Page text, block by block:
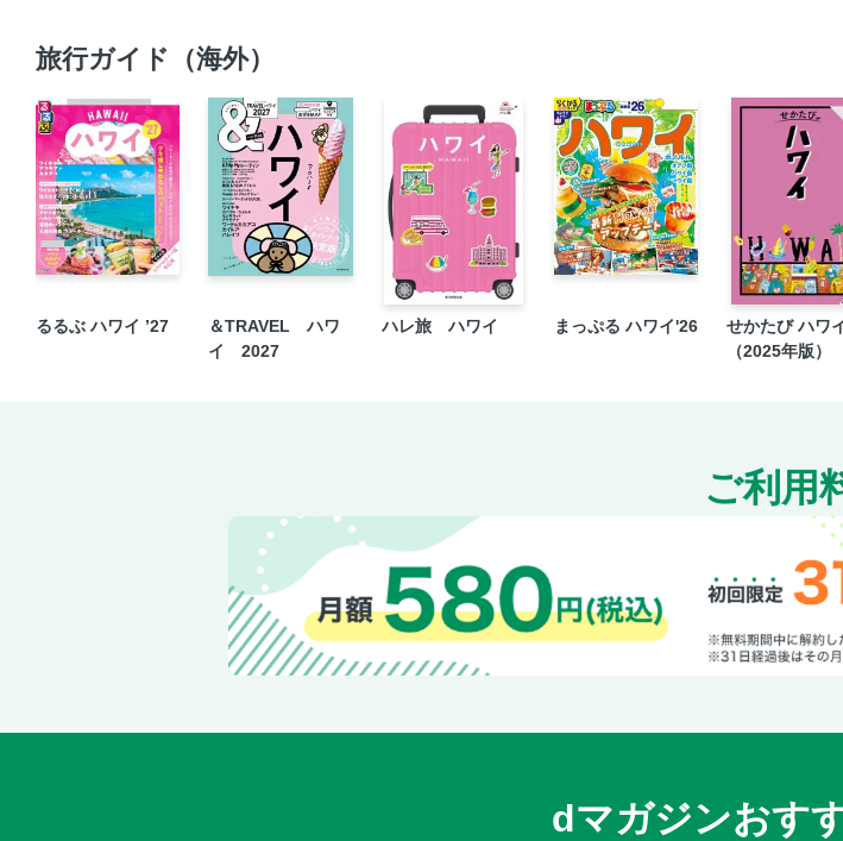
オラン
オラン
オラ
オラン
オラン
オラン
ベルギ
ベルギ
ベルギ
ベルギ
ベル
ベル
ベルギ
ベルギ
ベル
ベルギ
ベルギ
／グラ
旅行ガイド（海外）
るるぶ ハワイ ’27
＆TRAVEL ハワ
イ 2027
ハレ旅 ハワイ まっぷる ハワイ'26
せかたび ハワ
（2025年版）
ご利用
dマガジンおす